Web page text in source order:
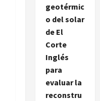
geotérmic
o del solar
de El
Corte
Inglés
para
evaluar la
reconstru